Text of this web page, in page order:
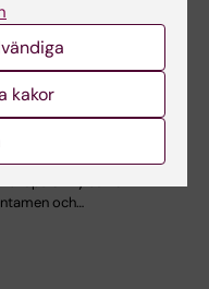
skrivsal förbereds
påbörjas ombyggnad för
och…
kakor